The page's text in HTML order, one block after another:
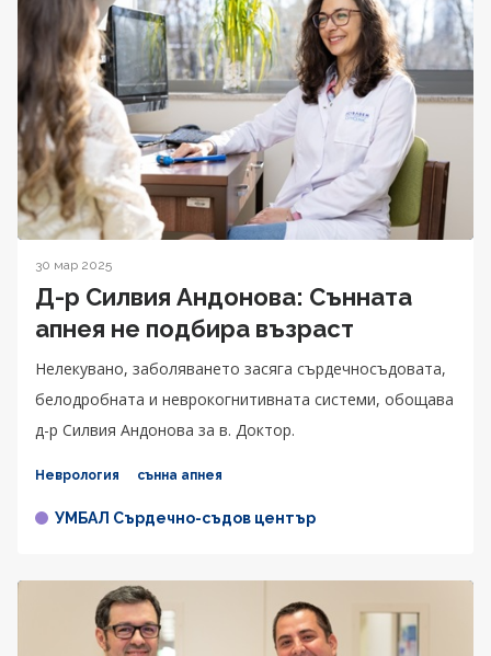
30 мар 2025
Д-р Силвия Андонова: Сънната
апнея не подбира възраст
Нелекувано, заболяването засяга сърдечносъдовата,
белодробната и неврокогнитивната системи, обощава
д-р Силвия Андонова за в. Доктор.
Неврология сънна апнея
УМБАЛ Сърдечно-съдов център